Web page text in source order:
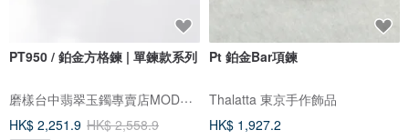
PT950 / 鉑金方格鍊 | 單鍊款系列
磨樣台中翡翠玉鐲專賣店MODE YANG
HK$ 2,251.9 HK$ 2,558.9
Pt 鉑金Bar項鍊
Thalatta 東京手作飾品
HK$ 1,927.2